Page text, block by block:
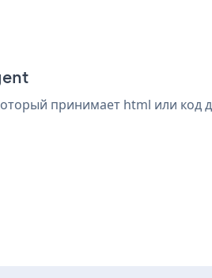
принимает html или код